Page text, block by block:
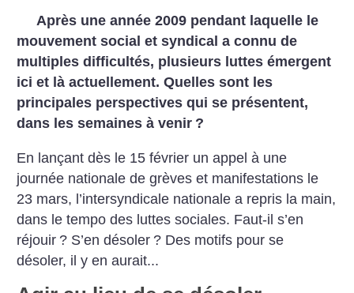
Après une année 2009 pendant laquelle le
mouvement social et syndical a connu de
multiples difficultés, plusieurs luttes émergent
ici et là actuellement. Quelles sont les
principales perspectives qui se présentent,
dans les semaines à venir ?
En lançant dès le 15 février un appel à une
journée nationale de grèves et manifestations le
23 mars, l’intersyndicale nationale a repris la main,
dans le tempo des luttes sociales. Faut-il s’en
réjouir ? S’en désoler ? Des motifs pour se
désoler, il y en aurait...